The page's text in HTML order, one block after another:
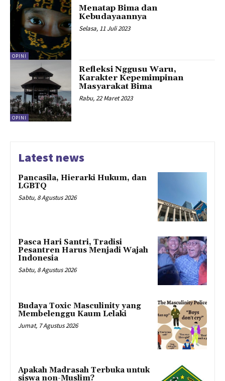
OPINI
Menatap Bima dan
Kebudayaannya
Selasa, 11 Juli 2023
OPINI
Refleksi Nggusu Waru,
Karakter Kepemimpinan
Masyarakat Bima
Rabu, 22 Maret 2023
Latest news
Pancasila, Hierarki Hukum, dan
LGBTQ
Sabtu, 8 Agustus 2026
Pasca Hari Santri, Tradisi
Pesantren Harus Menjadi Wajah
Indonesia
Sabtu, 8 Agustus 2026
Budaya Toxic Masculinity yang
Membelenggu Kaum Lelaki
Jumat, 7 Agustus 2026
Apakah Madrasah Terbuka untuk
siswa non-Muslim?